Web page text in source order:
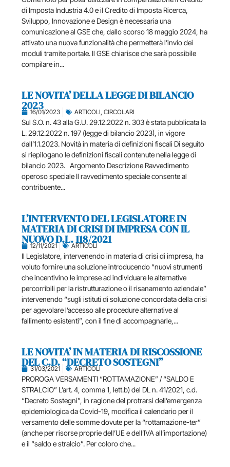
di Imposta Industria 4.0 e il Credito di Imposta Ricerca,
Sviluppo, Innovazione e Design è necessaria una
comunicazione al GSE che, dallo scorso 18 maggio 2024, ha
attivato una nuova funzionalità che permetterà l’invio dei
moduli tramite portale. Il GSE chiarisce che sarà possibile
compilare in...
LE NOVITA’ DELLA LEGGE DI BILANCIO
2023
16/01/2023 ARTICOLI,CIRCOLARI
Sul S.O. n. 43 alla G.U. 29.12.2022 n. 303 è stata pubblicata la
L. 29.12.2022 n. 197 (legge di bi­lancio 2023), in vigore
dall’1.1.2023. Novità in materia di definizioni fiscali Di seguito
si riepilogano le definizioni fiscali contenute nella legge di
bilancio 2023. Argomento Descrizione Ravvedimento
operoso speciale Il ravvedimento speciale consente al
contribuente...
L’INTERVENTO DEL LEGISLATORE IN
MATERIA DI CRISI DI IMPRESA CON IL
NUOVO D.L. 118/2021
12/11/2021 ARTICOLI
Il Legislatore, intervenendo in materia di crisi di impresa, ha
voluto fornire una soluzione introducendo “nuovi strumenti
che incentivino le imprese ad individuare le alternative
percorribili per la ristrutturazione o il risanamento aziendale”
intervenendo “sugli istituti di soluzione concordata della crisi
per agevolare l’accesso alle procedure alternative al
fallimento esistenti”, con il fine di accompagnarle,...
LE NOVITA’ IN MATERIA DI RISCOSSIONE
DEL C.D. “DECRETO SOSTEGNI”
31/03/2021 ARTICOLI
PROROGA VERSAMENTI “ROTTAMAZIONE” / “SALDO E
STRALCIO” L’art. 4, comma 1, lett.b) del DL n. 41/2021, c.d.
“Decreto Sostegni”, in ragione del protrarsi dell’emergenza
epidemiologica da Covid-19, modifica il calendario per il
versamento delle somme dovute per la “rottamazione-ter”
(anche per risorse proprie dell’UE e dell’IVA all’importazione)
e il “saldo e stralcio”. Per coloro che...